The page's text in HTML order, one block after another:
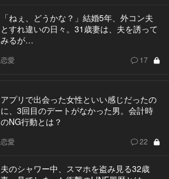
「ねぇ、どうかな？」結婚5年、外コン夫
とすれ違いの日々。31歳妻は、夫を誘って
みるが…
恋愛 17
アプリで出会った女性といい感じだったの
に、3回目のデートがなかった男。会計時
のNG行動とは？
恋愛 22
夫のシャワー中、スマホを盗み見る32歳